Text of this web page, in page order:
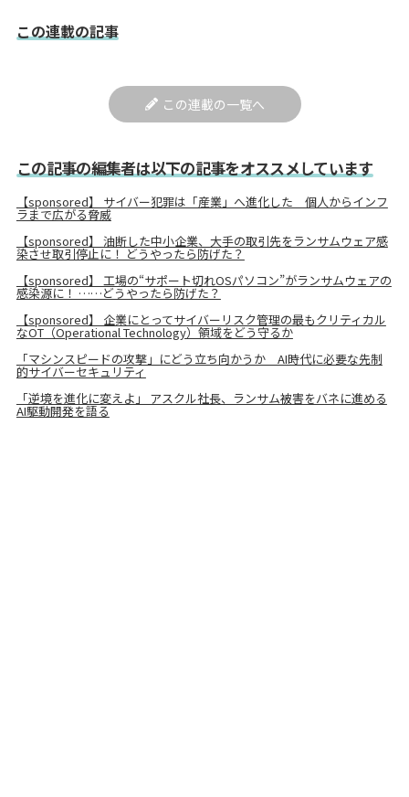
この連載の記事
この連載の一覧へ
この記事の編集者は以下の記事をオススメしています
【sponsored】 サイバー犯罪は「産業」へ進化した 個人からインフ
ラまで広がる脅威
【sponsored】 油断した中小企業、大手の取引先をランサムウェア感
染させ取引停止に！ どうやったら防げた？
【sponsored】 工場の“サポート切れOSパソコン”がランサムウェアの
感染源に！ ……どうやったら防げた？
【sponsored】 企業にとってサイバーリスク管理の最もクリティカル
なOT（Operational Technology）領域をどう守るか
「マシンスピードの攻撃」にどう立ち向かうか AI時代に必要な先制
的サイバーセキュリティ
「逆境を進化に変えよ」 アスクル社長、ランサム被害をバネに進める
AI駆動開発を語る